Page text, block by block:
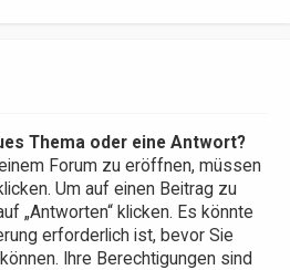
Thema oder eine Antwort?
Forum zu eröffnen, müssen
Um auf einen Beitrag zu
„Antworten“ klicken. Es könnte
erforderlich ist, bevor Sie
Ihre Berechtigungen sind